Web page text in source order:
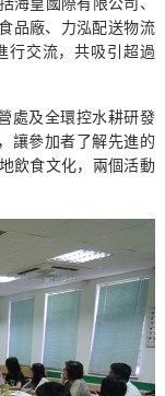
品廠、力泓配送物流
行交流，共吸引超過
處及全環控水耕研發
讓參加者了解先進的
飲食文化，兩個活動